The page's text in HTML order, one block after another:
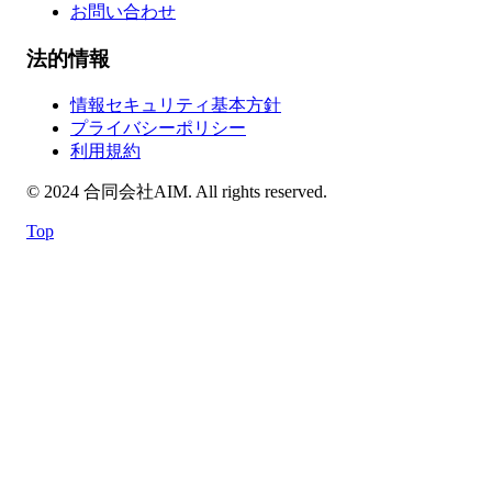
お問い合わせ
法的情報
情報セキュリティ基本方針
プライバシーポリシー
利用規約
© 2024 合同会社AIM. All rights reserved.
Top